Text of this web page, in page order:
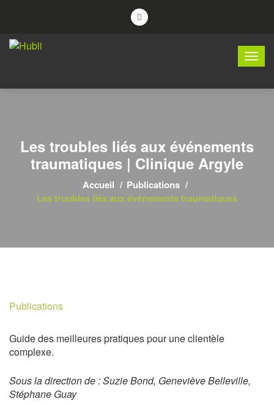
Les troubles liés aux événements
traumatiques | Clinique Argyle
Accueil
Publications
Les troubles liés aux événements traumatiques
Publications
Guide des meilleures pratiques pour une clientèle
complexe.
Sous la direction de : Suzie Bond, Geneviève Belleville,
Stéphane Guay